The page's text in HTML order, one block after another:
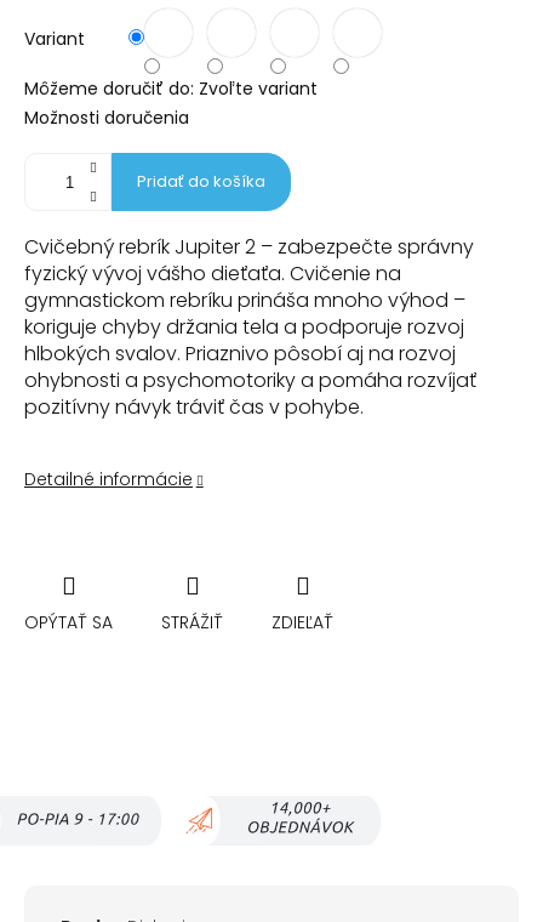
Variant
Môžeme doručiť do: Zvoľte variant
Možnosti doručenia
Pridať do košíka
Cvičebný rebrík Jupiter 2 – zabezpečte správny
fyzický vývoj vášho dieťaťa. Cvičenie na
gymnastickom rebríku prináša mnoho výhod –
koriguje chyby držania tela a podporuje rozvoj
hlbokých svalov. Priaznivo pôsobí aj na rozvoj
ohybnosti a psychomotoriky a pomáha rozvíjať
pozitívny návyk tráviť čas v pohybe.
Detailné informácie
OPÝTAŤ SA STRÁŽIŤ ZDIEĽAŤ